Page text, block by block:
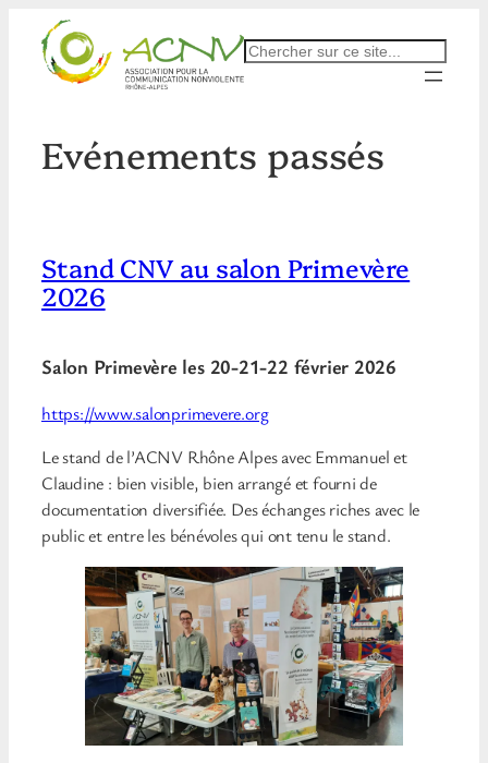
contenu
Rechercher
Evénements passés
Stand CNV au salon Primevère
2026
Salon Primevère les 20-21-22 février 2026
https://www.salonprimevere.org
Le stand de l’ACNV Rhône Alpes avec Emmanuel et
Claudine : bien visible, bien arrangé et fourni de
documentation diversifiée. Des échanges riches avec le
public et entre les bénévoles qui ont tenu le stand.